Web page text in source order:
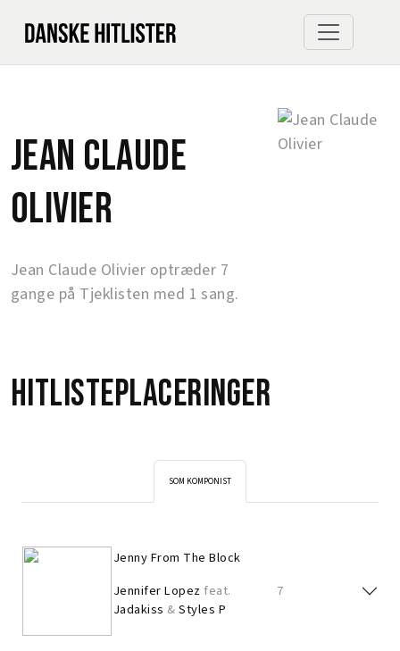
Jean Claude
Olivier
Jean Claude Olivier optræder 7
gange på Tjeklisten med 1 sang.
Hitlisteplaceringer
SOM KOMPONIST
Jenny From The Block
Jennifer Lopezfeat.
Jadakiss &Styles P
7